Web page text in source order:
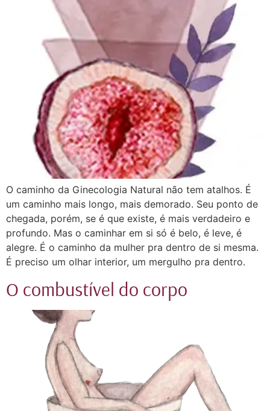
O caminho da Ginecologia Natural não tem atalhos. É
um caminho mais longo, mais demorado. Seu ponto de
chegada, porém, se é que existe, é mais verdadeiro e
profundo. Mas o caminhar em si só é belo, é leve, é
alegre. É o caminho da mulher pra dentro de si mesma.
É preciso um olhar interior, um mergulho pra dentro.
O combustível do corpo